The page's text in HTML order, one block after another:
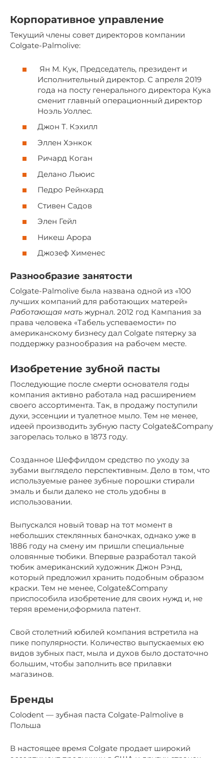
Корпоративное управление
Текущий члены совет директоров компании
Colgate-Palmolive:
Ян М. Кук, Председатель, президент и
Исполнительный директор. С апреля 2019
года на посту генерального директора Кука
сменит главный операционный директор
Ноэль Уоллес.
Джон Т. Кэхилл
Эллен Хэнкок
Ричард Коган
Делано Льюис
Педро Рейнхард
Стивен Садов
Элен Гейл
Никеш Арора
Джозеф Хименес
Разнообразие занятости
Colgate-Palmolive была названа одной из «100
лучших компаний для работающих матерей»
Работающая мать журнал. 2012 год Кампания за
права человека «Табель успеваемости» по
американскому бизнесу дал Colgate пятерку за
поддержку разнообразия на рабочем месте.
Изобретение зубной пасты
Последующие после смерти основателя годы
компания активно работала над расширением
своего ассортимента. Так, в продажу поступили
духи, эссенции и туалетное мыло. Тем не менее,
идеей производить зубную пасту Colgate&Company
загорелась только в 1873 году.
Созданное Шеффилдом средство по уходу за
зубами выглядело перспективным. Дело в том, что
используемые ранее зубные порошки стирали
эмаль и были далеко не столь удобны в
использовании.
Выпускался новый товар на тот момент в
небольших стеклянных баночках, однако уже в
1886 году на смену им пришли специальные
оловянные тюбики. Впервые разработал такой
тюбик американский художник Джон Рэнд,
который предложил хранить подобным образом
краски. Тем не менее, Colgate&Company
приспособила изобретение для своих нужд и, не
теряя времени,оформила патент.
Свой столетний юбилей компания встретила на
пике популярности. Количество выпускаемых ею
видов зубных паст, мыла и духов было достаточно
большим, чтобы заполнить все прилавки
магазинов.
Бренды
Colodent — зубная паста Colgate-Palmolive в
Польша
В настоящее время Colgate продает широкий